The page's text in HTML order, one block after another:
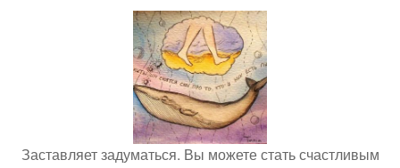
Заставляет задуматься. Вы можете стать счастливым